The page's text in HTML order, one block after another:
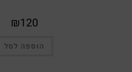
₪120
הוספה לסל